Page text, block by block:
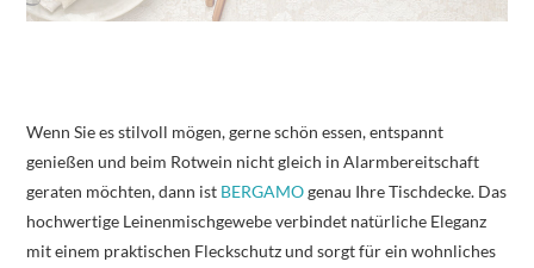
Wenn Sie es stilvoll mögen, gerne schön essen, entspannt
genießen und beim Rotwein nicht gleich in Alarmbereitschaft
geraten möchten, dann ist BERGAMOgenau Ihre Tischdecke. Das
hochwertige Leinenmischgewebe verbindet natürliche Eleganz
mit einem praktischen Fleckschutz und sorgt für ein wohnliches